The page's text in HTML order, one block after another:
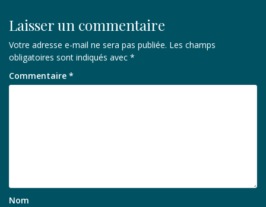
Laisser un commentaire
Votre adresse e-mail ne sera pas publiée. Les champs
obligatoires sont indiqués avec *
Commentaire *
Nom